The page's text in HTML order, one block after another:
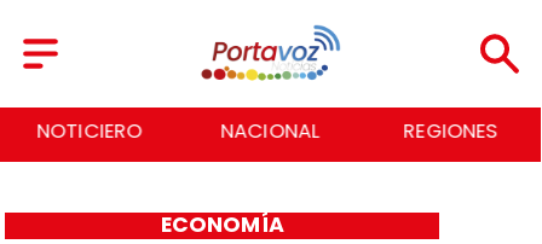
NOTICIERO NACIONAL REGIONES
ECONOMÍA